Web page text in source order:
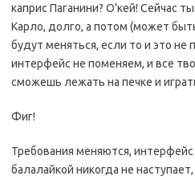
каприс Паганини? О’кей! Сейчас
Карло, долго, а потом (может
будут меняться, если то и это не
интерфейс не поменяем, и все
сможешь лежать на печке и
Фиг!
Требования меняются, интерфейс
балалайкой никогда не